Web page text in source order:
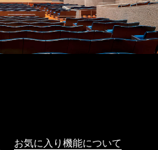
お気に入り機能について